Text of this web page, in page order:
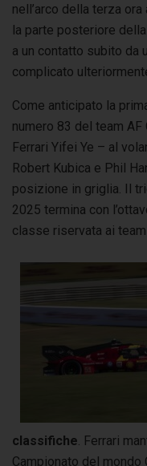
nell’arco della terza
la parte posteriore
a un contatto subito da
complicato
Come anticipato la
numero 83 del team
Ferrari Yifei Ye – al
Robert Kubica e Phil
posizione in griglia. Il
2025 termina con
classe riservata ai
classifiche . Ferrari
Campionato del